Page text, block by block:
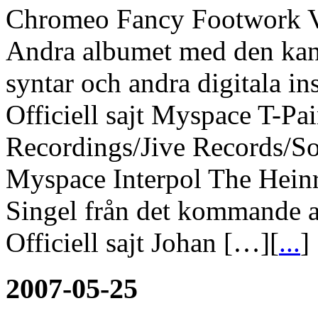
Chromeo Fancy Footwork
Andra albumet med den
syntar och andra digitala
Officiell sajt Myspace T-
Recordings/Jive Records/
Myspace Interpol The
Singel från det
Officiell sajt Johan […][...]
2007-05-25